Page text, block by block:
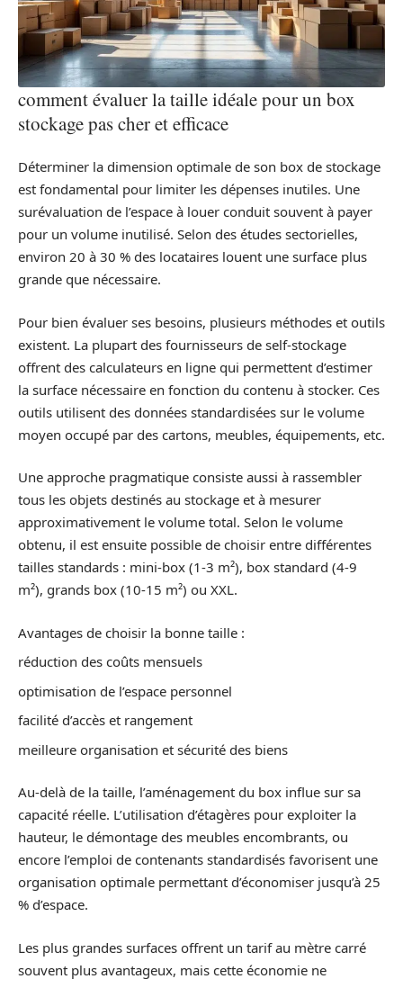
comment évaluer la taille idéale pour un box
stockage pas cher et efficace
Déterminer la dimension optimale de son box de stockage
est fondamental pour limiter les dépenses inutiles. Une
surévaluation de l’espace à louer conduit souvent à payer
pour un volume inutilisé. Selon des études sectorielles,
environ 20 à 30 % des locataires louent une surface plus
grande que nécessaire.
Pour bien évaluer ses besoins, plusieurs méthodes et outils
existent. La plupart des fournisseurs de self-stockage
offrent des calculateurs en ligne qui permettent d’estimer
la surface nécessaire en fonction du contenu à stocker. Ces
outils utilisent des données standardisées sur le volume
moyen occupé par des cartons, meubles, équipements, etc.
Une approche pragmatique consiste aussi à rassembler
tous les objets destinés au stockage et à mesurer
approximativement le volume total. Selon le volume
obtenu, il est ensuite possible de choisir entre différentes
tailles standards : mini-box (1-3 m²), box standard (4-9
m²), grands box (10-15 m²) ou XXL.
Avantages de choisir la bonne taille :
réduction des coûts mensuels
optimisation de l’espace personnel
facilité d’accès et rangement
meilleure organisation et sécurité des biens
Au-delà de la taille, l’aménagement du box influe sur sa
capacité réelle. L’utilisation d’étagères pour exploiter la
hauteur, le démontage des meubles encombrants, ou
encore l’emploi de contenants standardisés favorisent une
organisation optimale permettant d’économiser jusqu’à 25
% d’espace.
Les plus grandes surfaces offrent un tarif au mètre carré
souvent plus avantageux, mais cette économie ne